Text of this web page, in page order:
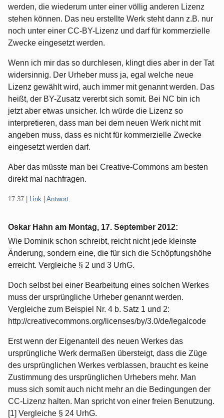
werden, die wiederum unter einer völlig anderen Lizenz
stehen können. Das neu erstellte Werk steht dann z.B. nur
noch unter einer CC-BY-Lizenz und darf für kommerzielle
Zwecke eingesetzt werden.
Wenn ich mir das so durchlesen, klingt dies aber in der Tat
widersinnig. Der Urheber muss ja, egal welche neue
Lizenz gewählt wird, auch immer mit genannt werden. Das
heißt, der BY-Zusatz vererbt sich somit. Bei NC bin ich
jetzt aber etwas unsicher. Ich würde die Lizenz so
interpretieren, dass man bei dem neuen Werk nicht mit
angeben muss, dass es nicht für kommerzielle Zwecke
eingesetzt werden darf.
Aber das müsste man bei Creative-Commons am besten
direkt mal nachfragen.
17:37 Link Antwort
Oskar Hahn am Montag, 17. September 2012:
Wie Dominik schon schreibt, reicht nicht jede kleinste
Änderung, sondern eine, die für sich die Schöpfungshöhe
erreicht. Vergleiche § 2 und 3 UrhG.
Doch selbst bei einer Bearbeitung eines solchen Werkes
muss der ursprüngliche Urheber genannt werden.
Vergleiche zum Beispiel Nr. 4 b. Satz 1 und 2:
http://creativecommons.org/licenses/by/3.0/de/legalcode
Erst wenn der Eigenanteil des neuen Werkes das
ursprüngliche Werk dermaßen übersteigt, dass die Züge
des ursprünglichen Werkes verblassen, braucht es keine
Zustimmung des ursprünglichen Urhebers mehr. Man
muss sich somit auch nicht mehr an die Bedingungen der
CC-Lizenz halten. Man spricht von einer freien Benutzung.
[1] Vergleiche § 24 UrhG.